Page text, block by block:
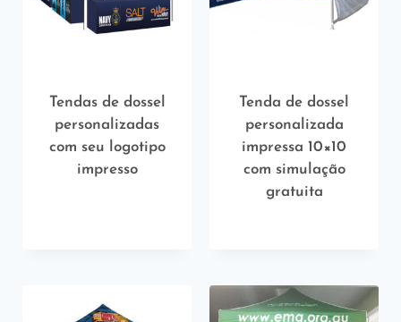
Tendas de dossel
personalizadas
com seu logotipo
impresso
Tenda de dossel
personalizada
impressa 10×10
com simulação
gratuita